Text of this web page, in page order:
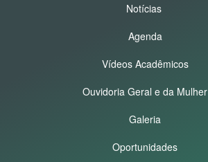
Notícias
Agenda
Vídeos Acadêmicos
Ouvidoria Geral e da Mulher
Galeria
Oportunidades